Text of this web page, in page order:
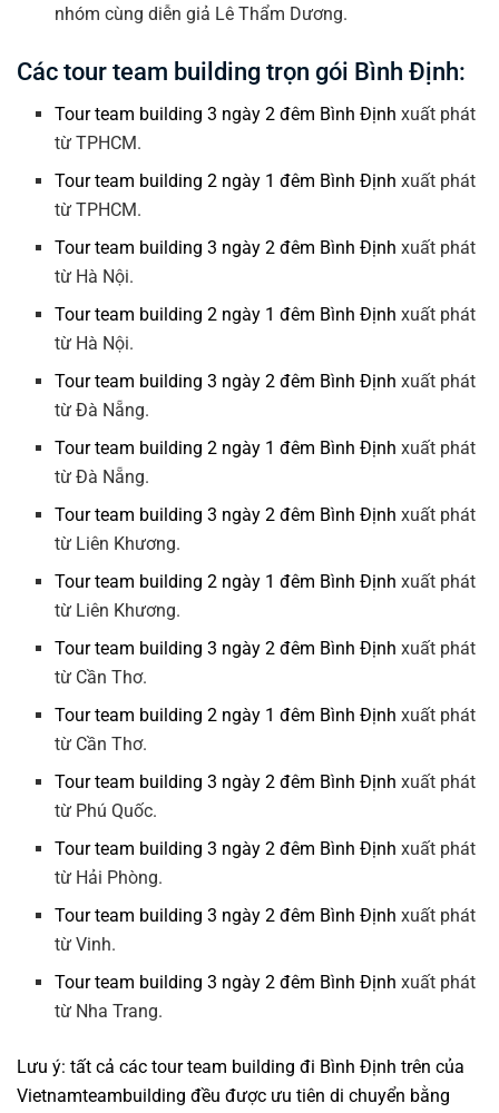
nhóm cùng diễn giả Lê Thẩm Dương.
Các tour team building trọn gói Bình Định:
Tour team building 3 ngày 2 đêm Bình Định xuất phát
từ TPHCM.
Tour team building 2 ngày 1 đêm Bình Định xuất phát
từ TPHCM.
Tour team building 3 ngày 2 đêm Bình Định xuất phát
từ Hà Nội.
Tour team building 2 ngày 1 đêm Bình Định xuất phát
từ Hà Nội.
Tour team building 3 ngày 2 đêm Bình Định xuất phát
từ Đà Nẵng.
Tour team building 2 ngày 1 đêm Bình Định xuất phát
từ Đà Nẵng.
Tour team building 3 ngày 2 đêm Bình Định xuất phát
từ Liên Khương.
Tour team building 2 ngày 1 đêm Bình Định xuất phát
từ Liên Khương.
Tour team building 3 ngày 2 đêm Bình Định xuất phát
từ Cần Thơ.
Tour team building 2 ngày 1 đêm Bình Định xuất phát
từ Cần Thơ.
Tour team building 3 ngày 2 đêm Bình Định xuất phát
từ Phú Quốc.
Tour team building 3 ngày 2 đêm Bình Định xuất phát
từ Hải Phòng.
Tour team building 3 ngày 2 đêm Bình Định xuất phát
từ Vinh.
Tour team building 3 ngày 2 đêm Bình Định xuất phát
từ Nha Trang.
Lưu ý: tất cả các tour team building đi Bình Định trên của
Vietnamteambuilding đều được ưu tiên di chuyển bằng